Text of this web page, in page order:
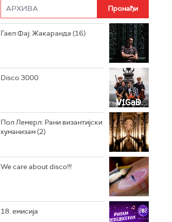
РАДИО РОКЕНРОЛЕР
РАДИО ЏУБОКС
РАДИО ВРТЕШКА
РАДИО ЏЕЗЕР
Гаел Фај: Жакаранда (16)
Disco 3000
Пол Лемерл: Рани византијски
хуманизам (2)
We care about disco!!!
18. емисија